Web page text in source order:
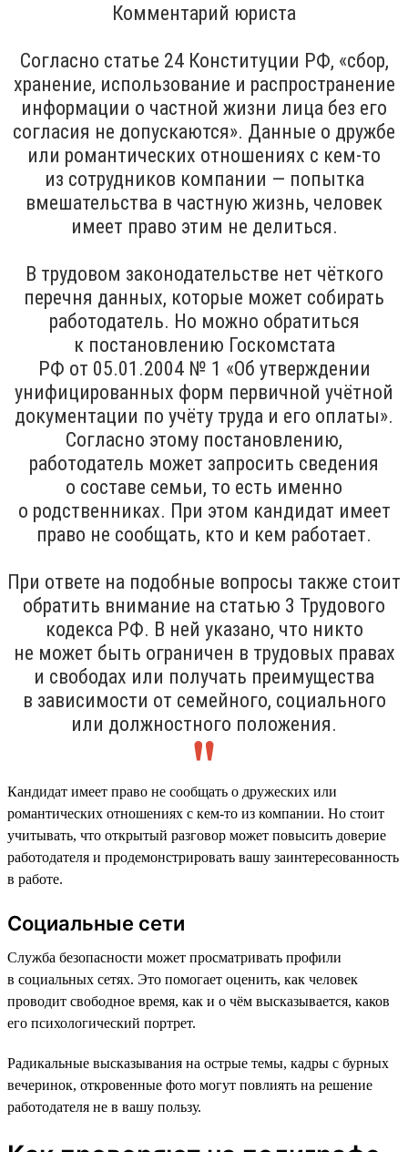
Комментарий юриста
Согласно статье 24 Конституции РФ, «сбор,
хранение, использование и распространение
информации о частной жизни лица без его
согласия не допускаются». Данные о дружбе
или романтических отношениях с кем-то
из сотрудников компании — попытка
вмешательства в частную жизнь, человек
имеет право этим не делиться.
В трудовом законодательстве нет чёткого
перечня данных, которые может собирать
работодатель. Но можно обратиться
к постановлению Госкомстата
РФ от 05.01.2004 № 1 «Об утверждении
унифицированных форм первичной учётной
документации по учёту труда и его оплаты».
Согласно этому постановлению,
работодатель может запросить сведения
о составе семьи, то есть именно
о родственниках. При этом кандидат имеет
право не сообщать, кто и кем работает.
При ответе на подобные вопросы также стоит
обратить внимание на статью 3 Трудового
кодекса РФ. В ней указано, что никто
не может быть ограничен в трудовых правах
и свободах или получать преимущества
в зависимости от семейного, социального
или должностного положения.
Кандидат имеет право не сообщать о дружеских или
романтических отношениях с кем-то из компании. Но стоит
учитывать, что открытый разговор может повысить доверие
работодателя и продемонстрировать вашу заинтересованность
в работе.
Социальные сети
Служба безопасности может просматривать профили
в социальных сетях. Это помогает оценить, как человек
проводит свободное время, как и о чём высказывается, каков
его психологический портрет.
Радикальные высказывания на острые темы, кадры с бурных
вечеринок, откровенные фото могут повлиять на решение
работодателя не в вашу пользу.